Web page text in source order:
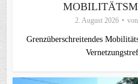
2. August 2026 von
Grenzüberschreitendes